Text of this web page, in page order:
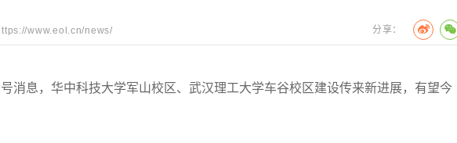
www.eol.cn/news/ 分享：
息，华中科技大学军山校区、武汉理工大学车谷校区建设传来新进展，有望今